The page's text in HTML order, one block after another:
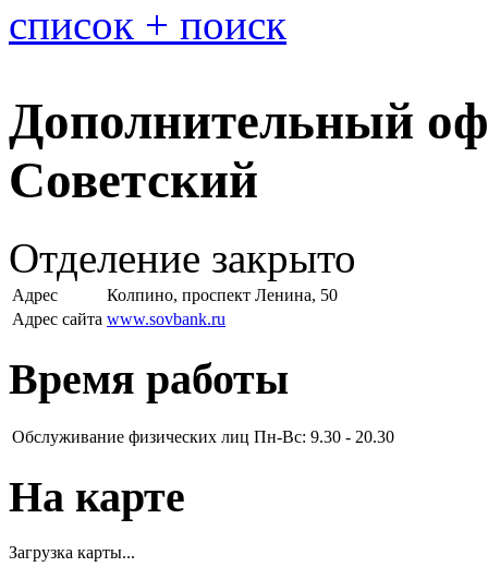
список + поиск
Дополнительный
Советский
Отделение закрыто
Адрес
Колпино, проспект Ленина, 50
Адрес сайта www.sovbank.ru
Время работы
Обслуживание физических лиц Пн-Вс: 9.30 - 20.30
На карте
Загрузка карты...